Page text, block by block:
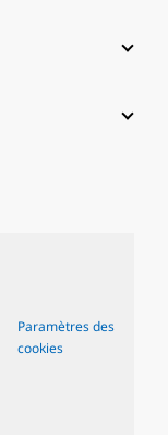
Paramètres des
cookies